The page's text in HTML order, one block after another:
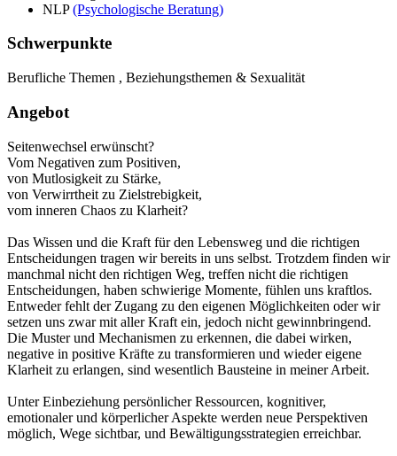
NLP(Psychologische Beratung)
Schwerpunkte
Berufliche Themen , Beziehungsthemen & Sexualität
Angebot
Seitenwechsel erwünscht?
Vom Negativen zum Positiven,
von Mutlosigkeit zu Stärke,
von Verwirrtheit zu Zielstrebigkeit,
vom inneren Chaos zu Klarheit?
Das Wissen und die Kraft für den Lebensweg und die richtigen
Entscheidungen tragen wir bereits in uns selbst. Trotzdem finden wir
manchmal nicht den richtigen Weg, treffen nicht die richtigen
Entscheidungen, haben schwierige Momente, fühlen uns kraftlos.
Entweder fehlt der Zugang zu den eigenen Möglichkeiten oder wir
setzen uns zwar mit aller Kraft ein, jedoch nicht gewinnbringend.
Die Muster und Mechanismen zu erkennen, die dabei wirken,
negative in positive Kräfte zu transformieren und wieder eigene
Klarheit zu erlangen, sind wesentlich Bausteine in meiner Arbeit.
Unter Einbeziehung persönlicher Ressourcen, kognitiver,
emotionaler und körperlicher Aspekte werden neue Perspektiven
möglich, Wege sichtbar, und Bewältigungsstrategien erreichbar.